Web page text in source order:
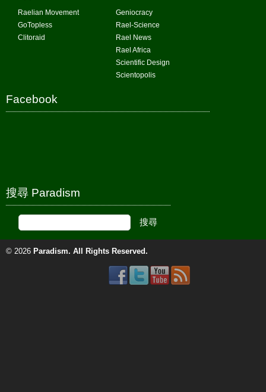
Raelian Movement
GoTopless
Clitoraid
Geniocracy
Rael-Science
Rael News
Rael Africa
Scientific Design
Scientopolis
Facebook
搜尋 Paradism
© 2026 Paradism. All Rights Reserved.